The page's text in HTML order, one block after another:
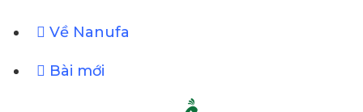
Về Nanufa
Bài mới